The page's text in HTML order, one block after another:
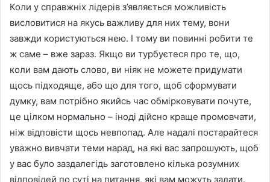
Коли у справжніх лідерів з’являється можливість
висловитися на якусь важливу для них тему, вони
завжди користуються нею. І тому ви повинні робити те
ж саме – вже зараз. Якщо ви турбуєтеся про те, що,
коли вам дають слово, ви ніяк не можете придумати
щось підходяще, або що для того, щоб сформувати
думку, вам потрібно якийсь час обмірковувати почуте,
це цілком нормально – іноді дійсно краще промовчати,
ніж відповісти щось невпопад. Але надалі постарайтеся
уважно вивчати теми нарад, на які вас запрошують, щоб
у вас було заздалегідь заготовлено кілька розумних
відповідей по суті на питання, які вам можуть задати.